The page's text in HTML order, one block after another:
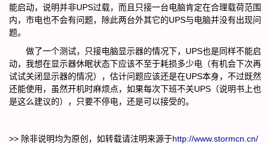
能启动，说明并非UPS过载，而且只接一台电脑肯定在合理载荷范围
内，市电也不会有问题，除此两台外其它的UPS与电脑并没有出现问
题。
做了一个测试，只接电脑显示器的情况下，UPS也是同样不能启
动，我想在显示器休眠状态下应该不至于耗损多少电（有机会下次再
试试关闭显示器的情况），估计问题应该还是在UPS本身，不过既然
还能使用，虽然开机时麻烦点，如果每次下班不关UPS（说明书上也
是这么建议的），只要不停电，还是可以接受的。
>> 除非说明均为原创，如转载请注明来源于http://www.stormcn.cn/